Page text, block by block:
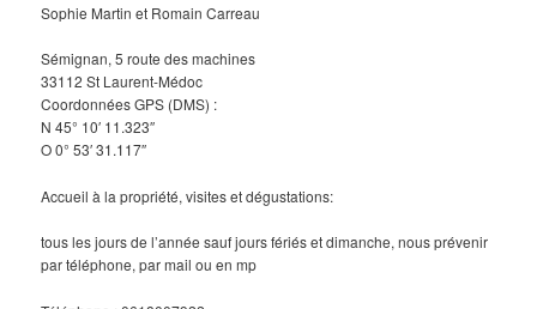
Sophie Martin et Romain Carreau
Sémignan, 5 route des machines
33112 St Laurent-Médoc
Coordonnées GPS (DMS) :
N 45° 10′ 11.323″
O 0° 53′ 31.117″
Accueil à la propriété, visites et dégustations:
tous les jours de l’année sauf jours fériés et dimanche, nous prévenir
par téléphone, par mail ou en mp